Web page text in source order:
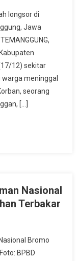
longsor di
Jawa
12) sekitar
meninggal
seorang
[…]
Nasional
Terbakar
Bromo
BPBD